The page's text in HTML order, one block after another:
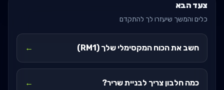
צעד הבא
כלים והמשך שיעזרו לך להתקדם
חשב את הכוח המקסימלי שלך (RM1) ←
כמה חלבון צריך לבניית שריר? ←